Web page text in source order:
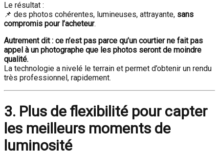
Le résultat :
📌 des photos cohérentes, lumineuses, attrayante, sans
compromis pour l’acheteur.
Autrement dit : ce n’est pas parce qu’un courtier ne fait pas
appel à un photographe que les photos seront de moindre
qualité.
La technologie a nivelé le terrain et permet d’obtenir un rendu
très professionnel, rapidement.
3. Plus de flexibilité pour capter
les meilleurs moments de
luminosité